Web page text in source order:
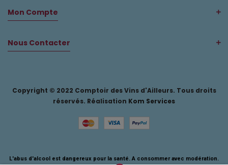
Mon Compte
Nous Contacter
Copyright © 2022 Comptoir des Vins d'Ailleurs. Tous droits
réservés. Réalisation Kom Services
L'abus d'alcool est dangereux pour la santé. A consommer avec modération.